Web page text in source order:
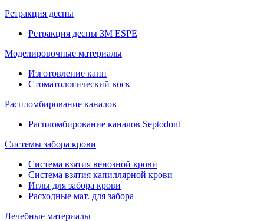
Ретракция десны
Ретракция десны 3M ESPE
Моделировочные материалы
Изготовление капп
Стоматологический воск
Распломбирование каналов
Распломбирование каналов Septodont
Системы забора крови
Система взятия венозной крови
Система взятия капиллярной крови
Иглы для забора крови
Расходные мат. для забора
Лечебные материалы